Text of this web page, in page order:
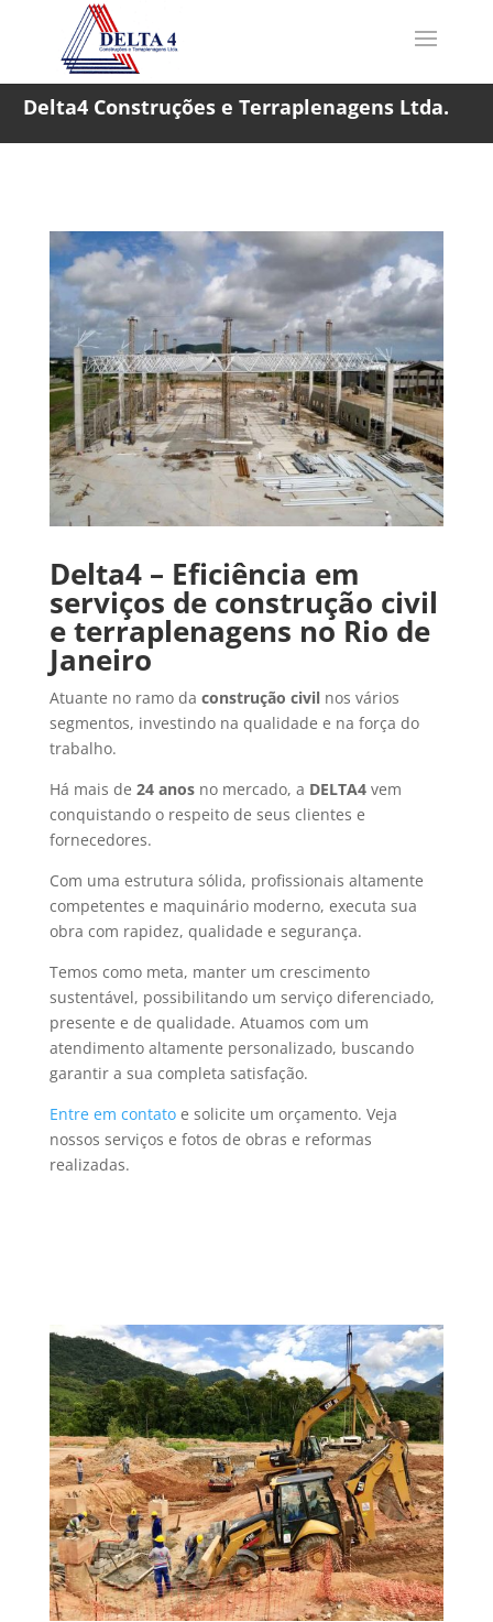
Delta4 Construções e Terraplenagens Ltda.
Delta4 – Eficiência em
serviços de construção civil
e terraplenagens no Rio de
Janeiro
Atuante no ramo da construção civil nos vários
segmentos, investindo na qualidade e na força do
trabalho.
Há mais de 24 anosno mercado, a DELTA4vem
conquistando o respeito de seus clientes e
fornecedores.
Com uma estrutura sólida, profissionais altamente
competentes e maquinário moderno, executa sua
obra com rapidez, qualidade e segurança.
Temos como meta, manter um crescimento
sustentável, possibilitando um serviço diferenciado,
presente e de qualidade. Atuamos com um
atendimento altamente personalizado, buscando
garantir a sua completa satisfação.
Entre em contatoe solicite um orçamento. Veja
nossos serviços e fotos de obras e reformas
realizadas.